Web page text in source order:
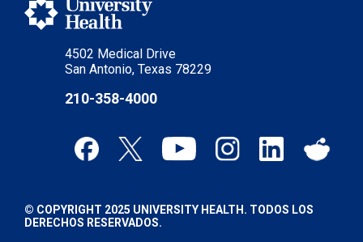
4502 Medical Drive
San Antonio, Texas 78229
210-358-4000
© COPYRIGHT 2025 UNIVERSITY HEALTH. TODOS LOS
DERECHOS RESERVADOS.